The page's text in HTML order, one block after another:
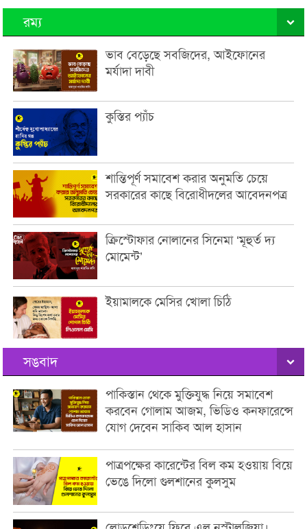
রম্য
ভাব বেড়েছে সবজিদের, আইফোনের
মর্যাদা দাবী
কুস্তির প্যাঁচ
শান্তিপূর্ণ সমাবেশ করার অনুমতি চেয়ে
সরকারের কাছে বিরোধীদলের আবেদনপত্র
ক্রিস্টোফার নোলানের সিনেমা ‘মূহুর্ত দ্য
মোমেন্ট’
ইয়ামালকে মেসির খোলা চিঠি
সঙবাদ
পাকিস্তান থেকে মুক্তিযুদ্ধ নিয়ে সমাবেশ
করবেন গোলাম আজম, ভিডিও কনফারেন্সে
যোগ দেবেন সাকিব আল হাসান
পাত্রপক্ষের কারেন্টের বিল কম হওয়ায় বিয়ে
ভেঙে দিলো গুলশানের কুলসুম